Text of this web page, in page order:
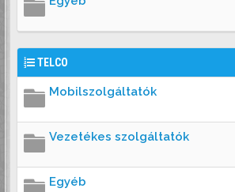
TELCO
Mobilszolgáltatók
Vezetékes szolgáltatók
Egyéb